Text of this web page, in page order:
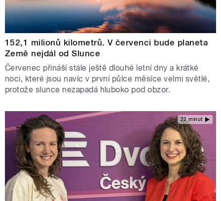
152,1 milionů kilometrů. V červenci bude planeta
Země nejdál od Slunce
Červenec přináší stále ještě dlouhé letní dny a krátké
noci, které jsou navíc v první půlce měsíce velmi světlé,
protože slunce nezapadá hluboko pod obzor.
22 minut